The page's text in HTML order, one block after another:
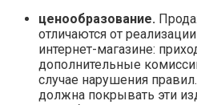
ценообразование.
отличаются от
интернет-магазине:
дополнительные
случае нарушения
должна покрывать эти